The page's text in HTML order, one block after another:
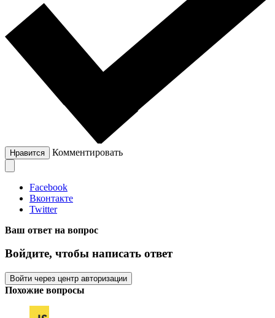
Нравится Комментировать
Facebook
Вконтакте
Twitter
Ваш ответ на вопрос
Войдите, чтобы написать ответ
Войти через центр авторизации
Похожие вопросы